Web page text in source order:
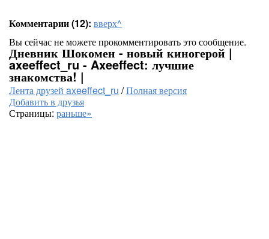
Комментарии (12): вверх^
Вы сейчас не можете прокомментировать это сообщение.
Дневник Шокомен - новый киногерой |
axeeffect_ru - Axeeffect: лучшие
знакомства! |
Лента друзей axeeffect_ru /Полная версия
Добавить в друзья
Страницы: раньше»